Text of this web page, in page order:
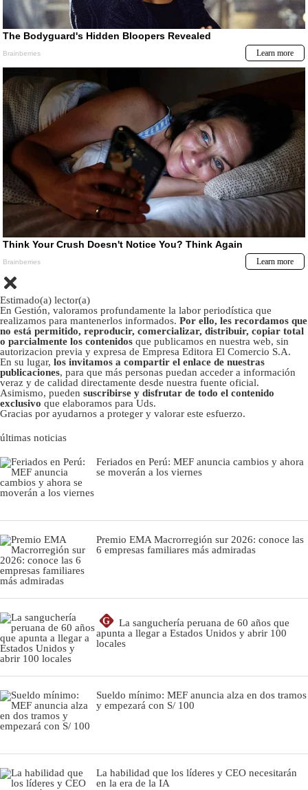
Estimado(a) lector(a)
En Gestión, valoramos profundamente la labor periodística que
realizamos para mantenerlos informados. Por ello, les recordamos que
no está permitido, reproducir, comercializar, distribuir, copiar total
o parcialmente los contenidos que publicamos en nuestra web, sin
autorizacion previa y expresa de Empresa Editora El Comercio S.A.
En su lugar, los invitamos a compartir el enlace de nuestras
publicaciones, para que más personas puedan acceder a información
veraz y de calidad directamente desde nuestra fuente oficial.
Asimismo, pueden suscribirse y disfrutar de todo el contenido
exclusivo que elaboramos para Uds.
Gracias por ayudarnos a proteger y valorar este esfuerzo.
últimas noticias
Feriados en Perú: MEF anuncia cambios y ahora
se moverán a los viernes
Premio EMA Macrorregión sur 2026: conoce las
6 empresas familiares más admiradas
G
La sanguchería peruana de 60 años que
apunta a llegar a Estados Unidos y abrir 100
locales
Sueldo mínimo: MEF anuncia alza en dos tramos
y empezará con S/ 100
La habilidad que los líderes y CEO necesitarán
en la era de la IA